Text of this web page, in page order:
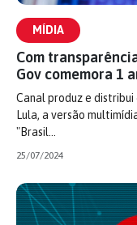
MÍDIA
Com
Gov comemora 1
Canal produz e
Lula, a versão
"Brasil…
25/07/2024